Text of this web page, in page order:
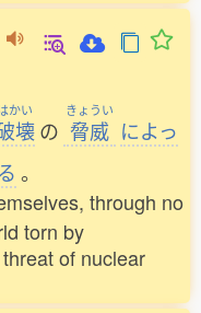
かい
壊 の
きょうい
脅威 によっ
。
through no
torn by
of nuclear